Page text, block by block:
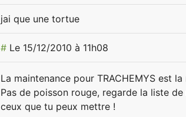
jai que une tortue
# Le 15/12/2010 à 11h08
La maintenance pour TRACHEMYS est la
Pas de poisson rouge, regarde la liste
ceux que tu peux mettre !